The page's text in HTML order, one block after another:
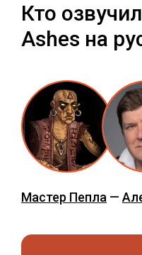
Кто
Ashes на
Мастер Пепла —